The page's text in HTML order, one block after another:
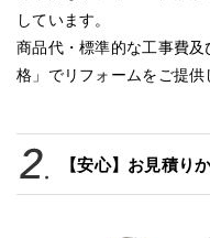
しています。
商品代・標準的な工事費
格」でリフォームをご提供
【安心】お見積り